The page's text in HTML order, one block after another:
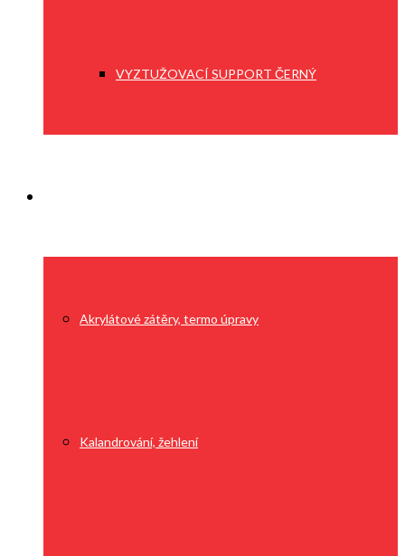
VYZTUŽOVACÍ SUPPORT ČERNÝ
Akrylátové zátěry, termo úpravy
Kalandrování, žehlení